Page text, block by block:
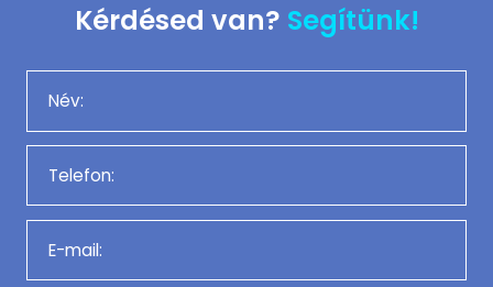
Kérdésed van? Segítünk!